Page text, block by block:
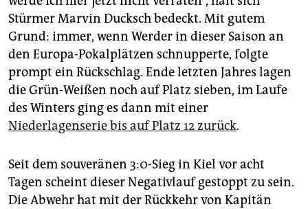
Stürmer Marvin Ducksch bedeckt. Mit gutem
Grund: immer, wenn Werder in dieser Saison an
den Europa-Pokalplätzen schnupperte, folgte
prompt ein Rückschlag. Ende letzten Jahres lagen
die Grün-Weißen noch auf Platz sieben, im Laufe
des Winters ging es dann mit einer
Niederlagenserie bis auf Platz 12 zurück.
Seit dem souveränen 3:0-Sieg in Kiel vor acht
Tagen scheint dieser Negativlauf gestoppt zu sein.
Die Abwehr hat mit der Rückkehr von Kapitän